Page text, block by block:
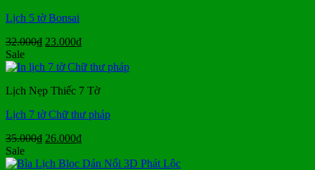
Lịch 5 tờ Bonsai
32.000₫ Giá
là:
23.000₫Giá
tại
23.000₫.
Sale
Lịch Nẹp Thiếc 7 Tờ
Lịch 7 tờ Chữ thư pháp
35.000₫ Giá
là:
26.000₫Giá
tại
Sale